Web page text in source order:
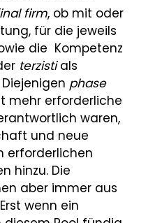
firm, ob mit oder
für die jeweils
die Kompetenz
terzistials
phase
mehr erforderliche
waren,
und neue
erforderlichen
hinzu. Die
aber immer aus
wenn ein